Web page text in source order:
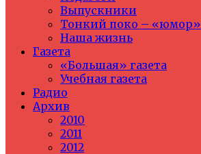
Выпускники
Тонкий поко – «юмор»
Наша жизнь
Газета
«Большая» газета
Учебная газета
Радио
Архив
2010
2011
2012